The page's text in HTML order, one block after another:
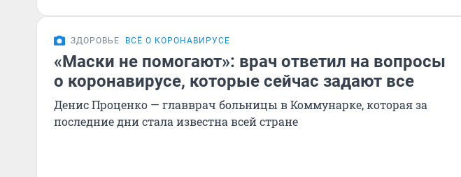
ЗДОРОВЬЕ ВСЁ О КОРОНАВИРУСЕ
«Маски не помогают»: врач ответил на вопросы
о коронавирусе, которые сейчас задают все
Денис Проценко — главврач больницы в Коммунарке, которая за
последние дни стала известна всей стране